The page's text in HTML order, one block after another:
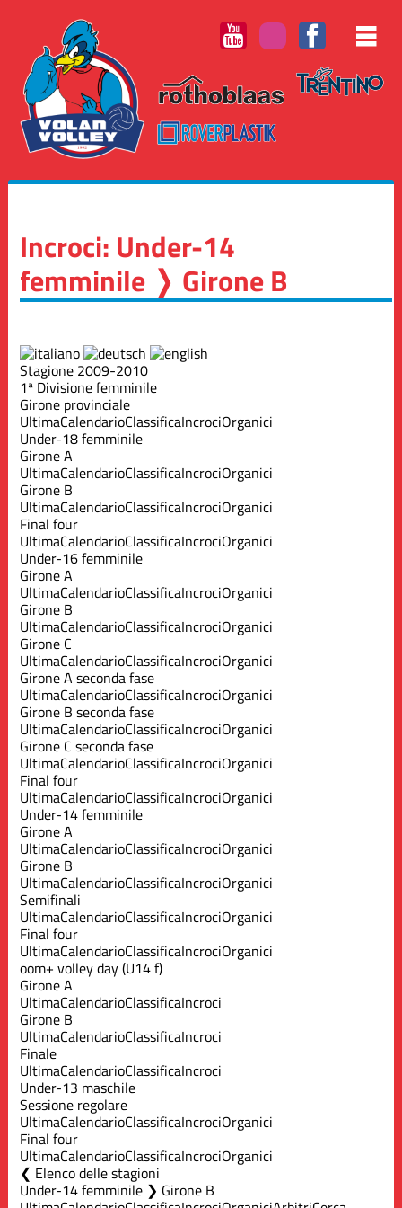
Incroci: Under-14
femminile ❭ Girone B
Stagione 2009-2010
1ª Divisione femminile
Girone provinciale
UltimaCalendarioClassificaIncrociOrganici
Under-18 femminile
Girone A
UltimaCalendarioClassificaIncrociOrganici
Girone B
UltimaCalendarioClassificaIncrociOrganici
Final four
UltimaCalendarioClassificaIncrociOrganici
Under-16 femminile
Girone A
UltimaCalendarioClassificaIncrociOrganici
Girone B
UltimaCalendarioClassificaIncrociOrganici
Girone C
UltimaCalendarioClassificaIncrociOrganici
Girone A seconda fase
UltimaCalendarioClassificaIncrociOrganici
Girone B seconda fase
UltimaCalendarioClassificaIncrociOrganici
Girone C seconda fase
UltimaCalendarioClassificaIncrociOrganici
Final four
UltimaCalendarioClassificaIncrociOrganici
Under-14 femminile
Girone A
UltimaCalendarioClassificaIncrociOrganici
Girone B
UltimaCalendarioClassificaIncrociOrganici
Semifinali
UltimaCalendarioClassificaIncrociOrganici
Final four
UltimaCalendarioClassificaIncrociOrganici
oom+ volley day (U14 f)
Girone A
UltimaCalendarioClassificaIncroci
Girone B
UltimaCalendarioClassificaIncroci
Finale
UltimaCalendarioClassificaIncroci
Under-13 maschile
Sessione regolare
UltimaCalendarioClassificaIncrociOrganici
Final four
UltimaCalendarioClassificaIncrociOrganici
Elenco delle stagioni
Under-14 femminile ❯ Girone B